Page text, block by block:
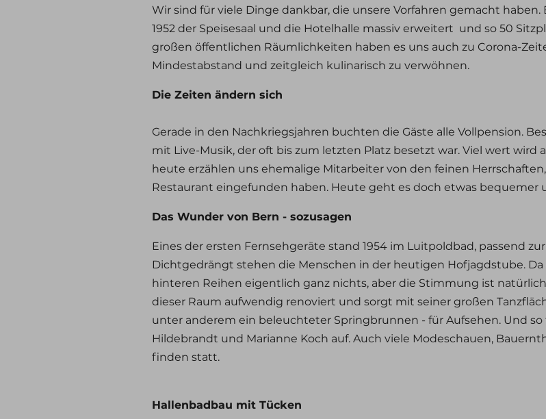
Wir sind für viele Dinge dankbar, die unsere Vorfahren gemacht haben.
1952 der Speisesaal und die Hotelhalle massiv erweitert und so 50
großen öffentlichen Räumlichkeiten haben es uns auch zu Corona-
Mindestabstand und zeitgleich kulinarisch zu verwöhnen.
Die Zeiten ändern sich
Gerade in den Nachkriegsjahren buchten die Gäste alle Vollpension.
mit Live-Musik, der oft bis zum letzten Platz besetzt war. Viel wert wird
heute erzählen uns ehemalige Mitarbeiter von den feinen
Restaurant eingefunden haben. Heute geht es doch etwas bequemer
Das Wunder von Bern - sozusagen
Eines der ersten Fernsehgeräte stand 1954 im Luitpoldbad, passend
Dichtgedrängt stehen die Menschen in der heutigen Hofjagdstube.
hinteren Reihen eigentlich ganz nichts, aber die Stimmung ist
dieser Raum aufwendig renoviert und sorgt mit seiner großen
unter anderem ein beleuchteter Springbrunnen - für Aufsehen. Und
Hildebrandt und Marianne Koch auf. Auch viele Modeschauen,
finden statt.
Hallenbadbau mit Tücken